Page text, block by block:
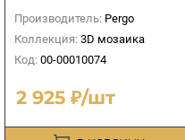
Производитель: Pergo
Коллекция: 3D мозаика
Код: 00-00010074
2 925 ₽/шт